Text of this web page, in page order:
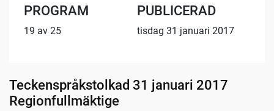
PROGRAM
19 av 25
PUBLICERAD
tisdag 31 januari 2017
Teckenspråkstolkad 31 januari 2017
Regionfullmäktige